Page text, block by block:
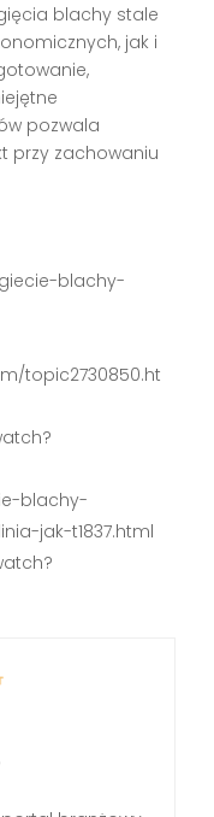
blachy stale
jak i
pozwala
przy zachowaniu
blachy-
topic2730850.ht
blachy-
jak-t1837.html